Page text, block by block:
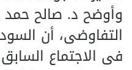
وأوضح د. صالح حمد
التفاوضى، أن
فى الاجتماع